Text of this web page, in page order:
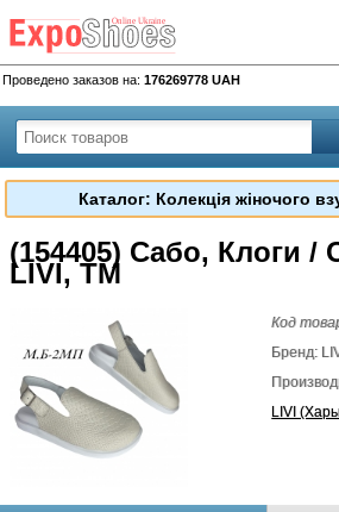
Проведено заказов на: 176269778 UAH
Каталог: Колекція жіночого
(154405) Сабо, Клоги /
LIVI, TM
Код
Бренд:
LIVI